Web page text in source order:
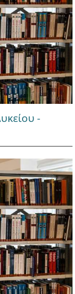
-